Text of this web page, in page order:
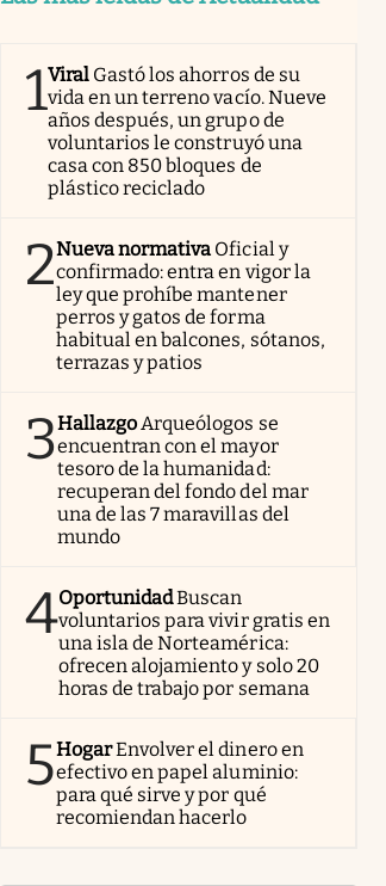
1Viral Gastó los ahorros de su
vida en un terreno vacío. Nueve
años después, un grupo de
voluntarios le construyó una
casa con 850 bloques de
plástico reciclado
2Nueva normativa Oficial y
confirmado: entra en vigor la
ley que prohíbe mantener
perros y gatos de forma
habitual en balcones, sótanos,
terrazas y patios
3HallazgoArqueólogos se
encuentran con el mayor
tesoro de la humanidad:
recuperan del fondo del mar
una de las 7 maravillas del
mundo
4OportunidadBuscan
voluntarios para vivir gratis en
una isla de Norteamérica:
ofrecen alojamiento y solo 20
horas de trabajo por semana
5HogarEnvolver el dinero en
efectivo en papel aluminio:
para qué sirve y por qué
recomiendan hacerlo